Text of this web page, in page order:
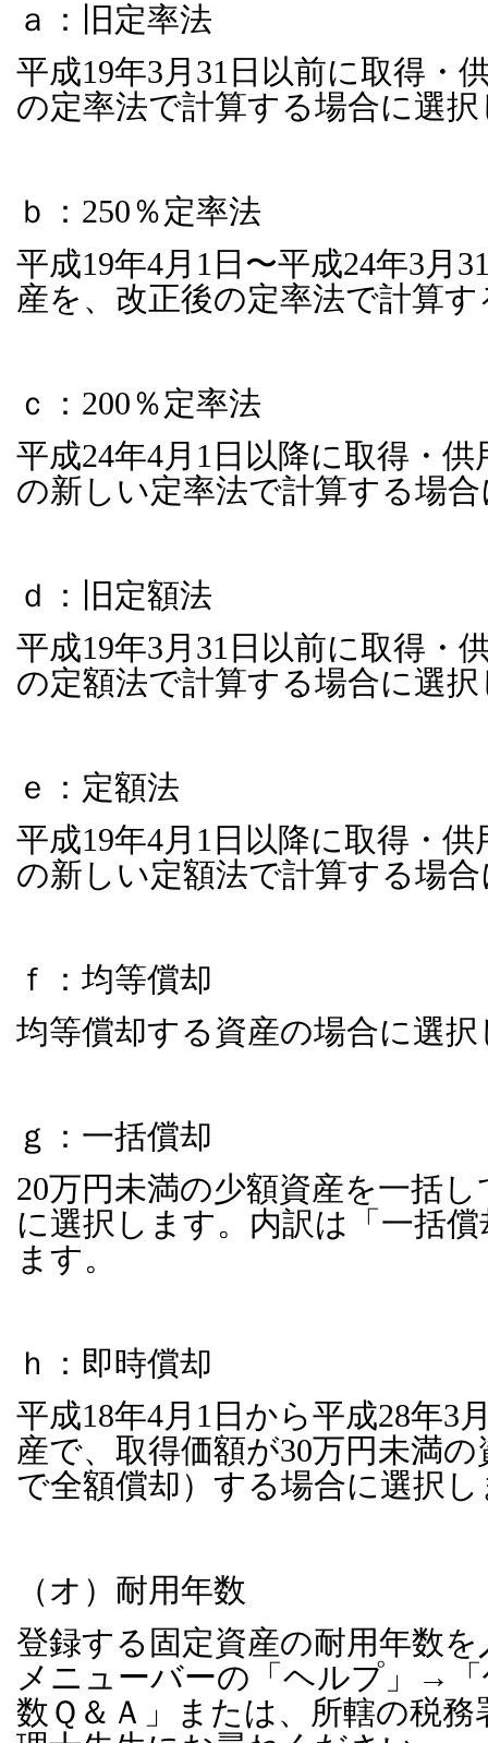
ａ：旧定率法
平成19年3 月 31 日以前に取得・
の定率法で計算する場合に選
ｂ： 250％定率法
平成19年4月 1 日〜平成24年3 月
産を、改正後の定率法で計算
ｃ： 200％定率法
平成24年4月 1 日以降に取得・
の新しい定率法で計算する場
ｄ：旧定額法
平成19年3 月 31 日以前に取得・
の定額法で計算する場合に選
ｅ：定額法
平成19年4月 1 日以降に取得・
の新しい定額法で計算する場
ｆ：均等償却
均等償却する資産の場合に選
ｇ：一括償却
20万円未満の少額資産を一括し
に選択します。内訳は「一括
ます。
ｈ：即時償却
平成18年4月 1 日から平成28年3
産で、取得価額が30万円未満の
で全額償却）する場合に選択
（オ）耐用年数
登録する固定資産の耐用年数
メニューバーの「ヘルプ」→
数Ｑ＆Ａ」または、所轄の税